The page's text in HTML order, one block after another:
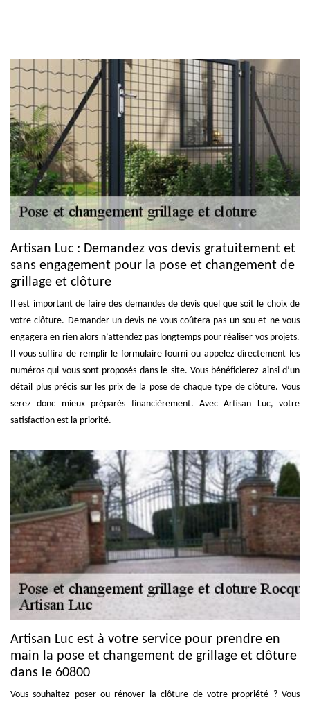
Artisan Luc : Demandez vos devis gratuitement et
sans engagement pour la pose et changement de
grillage et clôture
Il est important de faire des demandes de devis quel que soit le choix de
votre clôture. Demander un devis ne vous coûtera pas un sou et ne vous
engagera en rien alors n’attendez pas longtemps pour réaliser vos projets.
Il vous suffira de remplir le formulaire fourni ou appelez directement les
numéros qui vous sont proposés dans le site. Vous bénéficierez ainsi d’un
détail plus précis sur les prix de la pose de chaque type de clôture. Vous
serez donc mieux préparés financièrement. Avec Artisan Luc, votre
satisfaction est la priorité.
Artisan Luc est à votre service pour prendre en
main la pose et changement de grillage et clôture
dans le 60800
Vous souhaitez poser ou rénover la clôture de votre propriété ? Vous